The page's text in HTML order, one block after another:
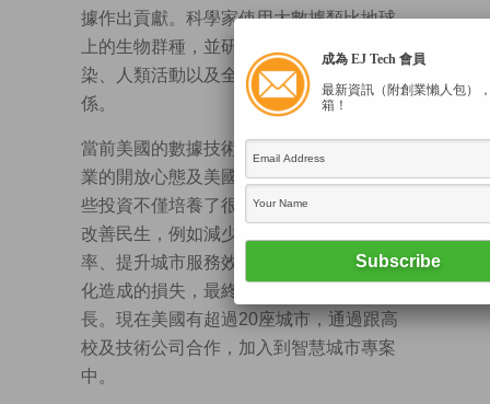
據作出貢獻。科學家使用大數據類比地球
上的生物群種，並研究生物與氣候、污
染、人類活動以及全球碳迴圈之間的關
係。
當前美國的數據技術一枝獨秀，有賴於企
業的開放心態及美國政府的大力支持。這
些投資不僅培養了很多創新企業，還加速
改善民生，例如減少交通堵塞、降低犯罪
率、提升城市服務效率，以及減輕氣候變
化造成的損失，最終帶動廣義的經濟增
長。現在美國有超過20座城市，通過跟高
校及技術公司合作，加入到智慧城市專案
中。
成為 EJ Tech 會員
最新資訊（附創業懶人包）
箱！